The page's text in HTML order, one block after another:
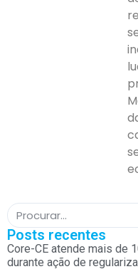
Posts recentes
Core-CE atende mais de
durante ação de